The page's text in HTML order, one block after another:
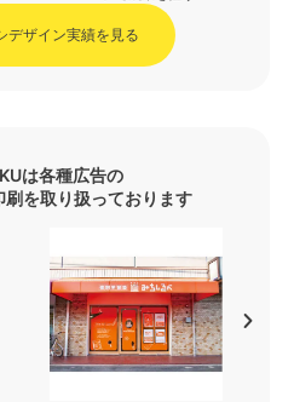
デザイン実績を見る
は各種広告の
を取り扱っております